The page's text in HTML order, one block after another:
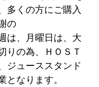
多くの方にご購入
の
は、月曜日は、大
りの為、ＨＯＳＴ
ジューススタンド
となります。